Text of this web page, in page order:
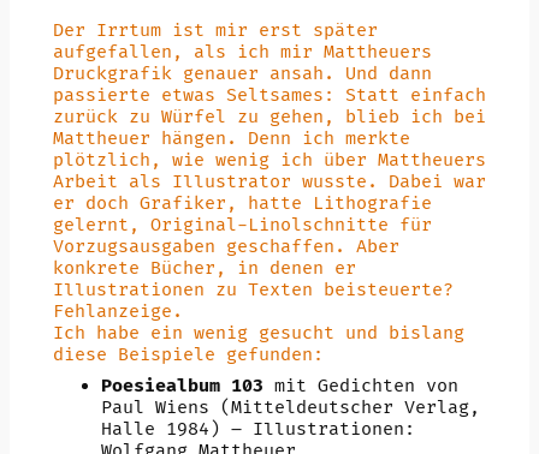
Der Irrtum ist mir erst später
aufgefallen, als ich mir Mattheuers
Druckgrafik genauer ansah. Und dann
passierte etwas Seltsames: Statt einfach
zurück zu Würfel zu gehen, blieb ich bei
Mattheuer hängen. Denn ich merkte
plötzlich, wie wenig ich über Mattheuers
Arbeit als Illustrator wusste. Dabei war
er doch Grafiker, hatte Lithografie
gelernt, Original-Linolschnitte für
Vorzugsausgaben geschaffen. Aber
konkrete Bücher, in denen er
Illustrationen zu Texten beisteuerte?
Fehlanzeige.
Ich habe ein wenig gesucht und bislang
diese Beispiele gefunden:
Poesiealbum 103 mit Gedichten von
Paul Wiens (Mitteldeutscher Verlag,
Halle 1984) – Illustrationen: